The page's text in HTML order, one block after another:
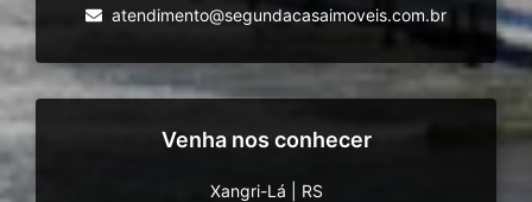
atendimento@segundacasaimoveis.com.br
Venha nos conhecer
Xangri-Lá
RS